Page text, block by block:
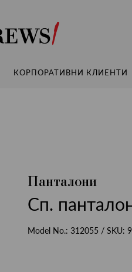
Andrews
КОРПОРАТИВНИ КЛИЕНТИ
Панталони
Сп.
Model No.: 312055 / SKU: